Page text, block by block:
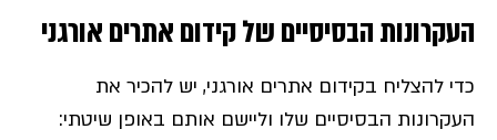
העקרונות הבסיסיים של קידום אתרים אורגני
כדי להצליח בקידום אתרים אורגני, יש להכיר את
העקרונות הבסיסיים שלו וליישם אותם באופן שיטתי: